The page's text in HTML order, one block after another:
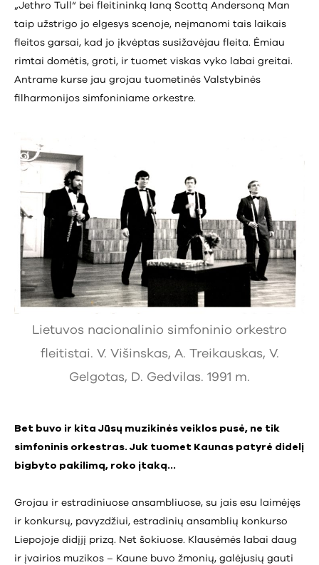
„Jethro Tull“ bei fleitininką Ianą Scottą Andersoną Man
taip užstrigo jo elgesys scenoje, neįmanomi tais laikais
fleitos garsai, kad jo įkvėptas susižavėjau fleita. Ėmiau
rimtai domėtis, groti, ir tuomet viskas vyko labai greitai.
Antrame kurse jau grojau tuometinės Valstybinės
filharmonijos simfoniniame orkestre.
Lietuvos nacionalinio simfoninio orkestro
fleitistai. V. Višinskas, A. Treikauskas, V.
Gelgotas, D. Gedvilas. 1991 m.
Bet buvo ir kita Jūsų muzikinės veiklos pusė, ne tik
simfoninis orkestras. Juk tuomet Kaunas patyrė didelį
bigbyto pakilimą, roko įtaką…
Grojau ir estradiniuose ansambliuose, su jais esu laimėjęs
ir konkursų, pavyzdžiui, estradinių ansamblių konkurso
Liepojoje didįjį prizą. Net šokiuose. Klausėmės labai daug
ir įvairios muzikos – Kaune buvo žmonių, galėjusių gauti